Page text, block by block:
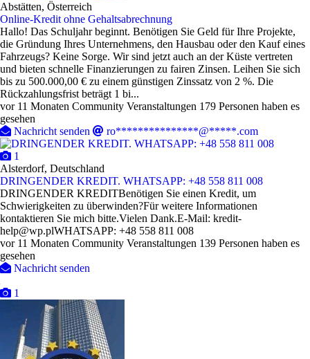
Abstätten, Österreich
Online-Kredit ohne Gehaltsabrechnung
Hallo! Das Schuljahr beginnt. Benötigen Sie Geld für Ihre Projekte,
die Gründung Ihres Unternehmens, den Hausbau oder den Kauf eines
Fahrzeugs? Keine Sorge. Wir sind jetzt auch an der Küste vertreten
und bieten schnelle Finanzierungen zu fairen Zinsen. Leihen Sie sich
bis zu 500.000,00 € zu einem günstigen Zinssatz von 2 %. Die
Rückzahlungsfrist beträgt 1 bi...
vor 11 Monaten Community Veranstaltungen 179 Personen haben es
gesehen
Nachricht senden
ro***************@*****.com
1
Alsterdorf, Deutschland
DRINGENDER KREDIT. WHATSAPP: +48 558 811 008
DRINGENDER KREDITBenötigen Sie einen Kredit, um
Schwierigkeiten zu überwinden?Für weitere Informationen
kontaktieren Sie mich bitte.Vielen Dank.E-Mail: kredit-
help@wp.plWHATSAPP: +48 558 811 008
vor 11 Monaten Community Veranstaltungen 139 Personen haben es
gesehen
Nachricht senden
1